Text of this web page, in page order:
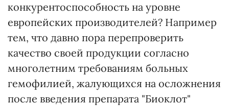
конкурентоспособность на уровне
европейских производителей? Например
тем, что давно пора перепроверить
качество своей продукции согласно
многолетним требованиям больных
гемофилией, жалующихся на осложнения
после введения препарата "Биоклот"